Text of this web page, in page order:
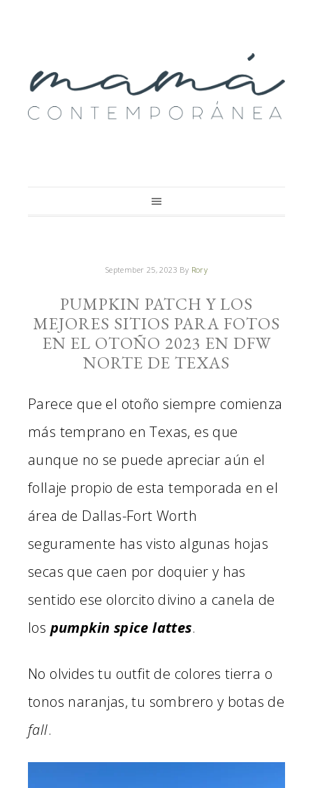
September 25, 2023 By Rory
PUMPKIN PATCH Y LOS
MEJORES SITIOS PARA FOTOS
EN EL OTOÑO 2023 EN DFW
NORTE DE TEXAS
Parece que el otoño siempre comienza
más temprano en Texas, es que
aunque no se puede apreciar aún el
follaje propio de esta temporada en el
área de Dallas-Fort Worth
seguramente has visto algunas hojas
secas que caen por doquier y has
sentido ese olorcito divino a canela de
los pumpkin spice lattes.
No olvides tu outfit de colores tierra o
tonos naranjas, tu sombrero y botas de
fall.